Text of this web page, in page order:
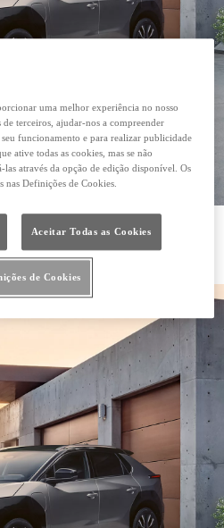
com um espaço interior concebido para oferecer conforto
percorrer até 569 km** sem carregamentos, ideal para
uma melhor experiência no nosso
terceiros, ajudar-nos a compreender
funcionamento e para realizar publicidade
ative todas as cookies, mas se não
através da opção de edição disponível. Os
nas Definições de Cookies.
Aceitar Todas as Cookies
de Cookies